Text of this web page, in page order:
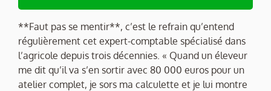
**Faut pas se mentir**, c’est le refrain qu’entend
régulièrement cet expert-comptable spécialisé dans
l’agricole depuis trois décennies. « Quand un éleveur
me dit qu’il va s’en sortir avec 80 000 euros pour un
atelier complet, je sors ma calculette et je lui montre